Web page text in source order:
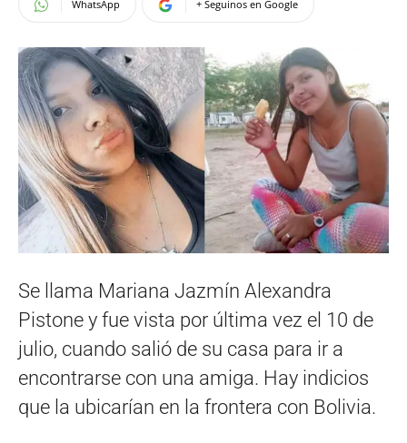
WhatsApp + Seguinos en Google
Se llama Mariana Jazmín Alexandra
Pistone y fue vista por última vez el 10 de
julio, cuando salió de su casa para ir a
encontrarse con una amiga. Hay indicios
que la ubicarían en la frontera con Bolivia.